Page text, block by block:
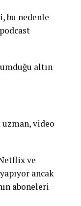
bu nedenle
altın
video
ve
ancak
aboneleri